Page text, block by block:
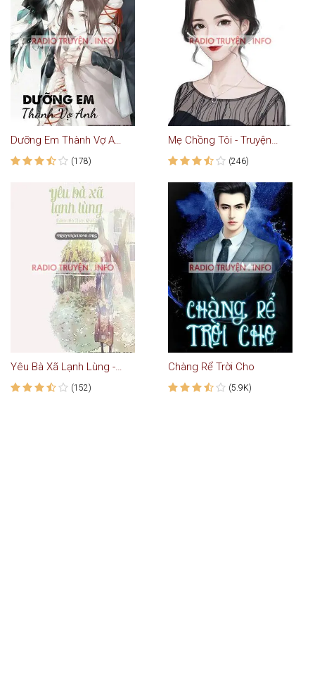
Dưỡng Em Thành Vợ Anh
(178)
Mẹ Chồng Tôi - Truyện Ngắn
(246)
Yêu Bà Xã Lạnh Lùng - Truyện Ngôn Tình Hay Nhất
(152)
Chàng Rể Trời Cho
(5.9K)